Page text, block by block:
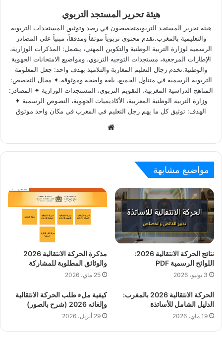
هيئة تحرير المستجد التربوي
هيئة تحرير المستجد التربويمتخصصون في رصد وتوثيق المستجدات التربوية
والتعليمية بالمغرب.نقدم محتوى تربوياً موثقاً ومدققاً، مبنياً على المصادر
الرسمية لوزارة التربية الوطنية والتكوين المهني، يشمل: المذكرات الوزارية،
الإطارات المرجعية، مستجدات التوجيه التربوي، ومواضيع الامتحانات الجهوية
والوطنية.نخدم رجال التعليم المغاربة والتلاميذ بهدف واحد: جعل المعلومة
التربوية الرسمية في متناول الجميع، بلغة واضحة وموثوقة.✦ مجال التخصص:
المناهج الدراسية المغربية، التقويم التربوي، المستجدات الوزارية ✦ المصادر:
وزارة التربية الوطنية المغربية، الأكاديميات الجهوية، النصوص الرسمية ✦
الهدف: توثيق كل ما يهم رجل التعليم في المغرب في مكان واحد موثوق
b
مواضيع مشابهة
نتائج الحركة الانتقالية 2026:
اللوائح الرسمية PDF
3 يونيو، 2026
مذكرة الحركة الانتقالية 2026
والوثائق المطلوبة للمشاركة
25 ماي، 2026
الحركة الانتقالية 2026 بالمغرب:
الدليل الشامل للأساتذة
19 ماي، 2026
كيفية ملء طلب الحركة الانتقالية
وإلغائه 2026 (شرح بالصور)
29 أبريل، 2026